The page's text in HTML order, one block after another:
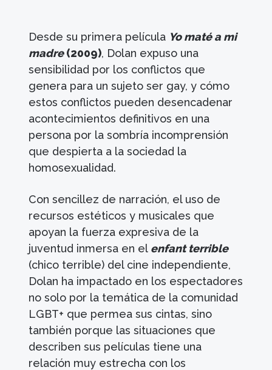
Desde su primera película Yo maté a mi
madre(2009), Dolan expuso una
sensibilidad por los conflictos que
genera para un sujeto ser gay, y cómo
estos conflictos pueden desencadenar
acontecimientos definitivos en una
persona por la sombría incomprensión
que despierta a la sociedad la
homosexualidad.
Con sencillez de narración, el uso de
recursos estéticos y musicales que
apoyan la fuerza expresiva de la
juventud inmersa en el enfant terrible
(chico terrible) del cine independiente,
Dolan ha impactado en los espectadores
no solo por la temática de la comunidad
LGBT+ que permea sus cintas, sino
también porque las situaciones que
describen sus películas tiene una
relación muy estrecha con los